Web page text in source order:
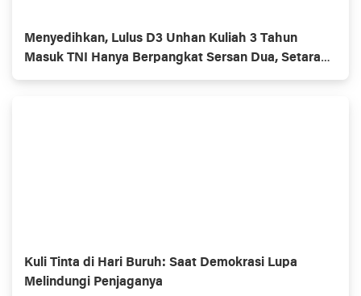
Menyedihkan, Lulus D3 Unhan Kuliah 3 Tahun
Masuk TNI Hanya Berpangkat Sersan Dua, Setara
Lulusan SMU.
Kuli Tinta di Hari Buruh: Saat Demokrasi Lupa
Melindungi Penjaganya